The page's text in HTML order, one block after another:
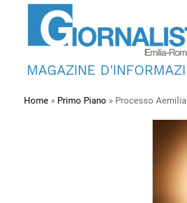
MAGAZINE
Home » Primo Piano » Processo